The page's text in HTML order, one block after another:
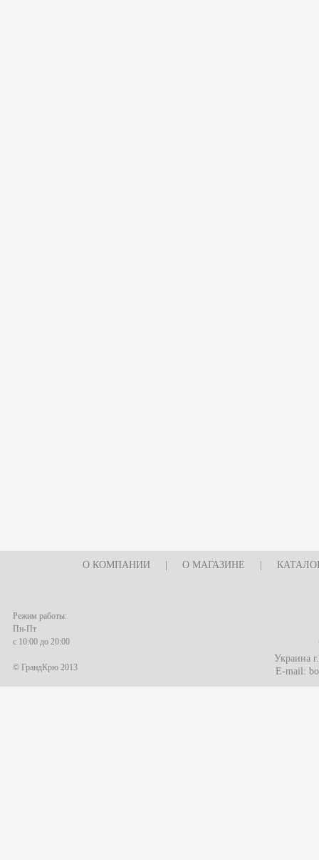
О КОМПАНИИ О МАГАЗИНЕ
Режим работы:
Пн-Пт
с 10:00 до 20:00
© ГрандКрю 2013
Украина
E-mail: